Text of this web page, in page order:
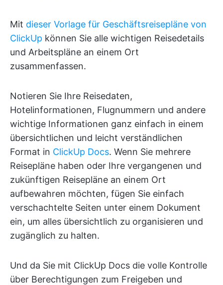
Mit dieser Vorlage für Geschäftsreisepläne von
ClickUp können Sie alle wichtigen Reisedetails
und Arbeitspläne an einem Ort
zusammenfassen.
Notieren Sie Ihre Reisedaten,
Hotelinformationen, Flugnummern und andere
wichtige Informationen ganz einfach in einem
übersichtlichen und leicht verständlichen
Format in ClickUp Docs. Wenn Sie mehrere
Reisepläne haben oder Ihre vergangenen und
zukünftigen Reisepläne an einem Ort
aufbewahren möchten, fügen Sie einfach
verschachtelte Seiten unter einem Dokument
ein, um alles übersichtlich zu organisieren und
zugänglich zu halten.
Und da Sie mit ClickUp Docs die volle Kontrolle
über Berechtigungen zum Freigeben und